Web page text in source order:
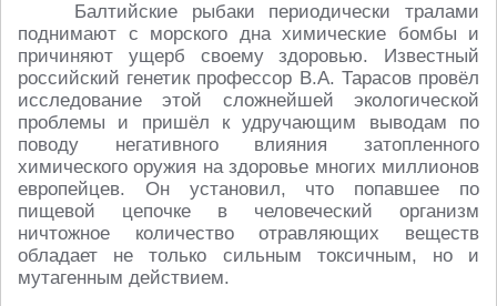
Балтийские рыбаки периодически тралами
поднимают с морского дна химические бомбы и
причиняют ущерб своему здоровью. Известный
российский генетик профессор В.А. Тарасов провёл
исследование этой сложнейшей экологической
проблемы и пришёл к удручающим выводам по
поводу негативного влияния затопленного
химического оружия на здоровье многих миллионов
европейцев. Он установил, что попавшее по
пищевой цепочке в человеческий организм
ничтожное количество отравляющих веществ
обладает не только сильным токсичным, но и
мутагенным действием.